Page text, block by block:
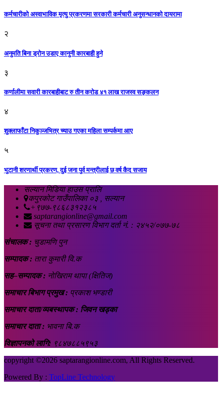
कर्मचारीको अस्वाभाविक मृत्यु प्रकरणमा सरकारी कर्मचारी अनुसन्धानको दायरामा
२
अनुमति बिना ड्रोन उडाए कानुनी कारबाही हुने
३
कर्णालीमा सवारी कारबाहीबाट रु तीन करोड ४१ लाख राजस्व सङ्कलन
४
शुक्लाफाँटा निकुञ्जभित्र च्याउ गएका महिला सम्पर्कमा आए
५
भुटानी शरणार्थी प्रकरण, दुई जना पुर्व मन्त्रीलाई छ वर्ष कैद सजाय
सल्यान मिडिया हाउस प्रालि
कपुरकोट गाउँपालिका ०३ , सल्यान
+९७७-९८६८३१२३८५
saptarangionline@gmail.com
सूचना तथा प्रसारण विभाग दर्ता नं. : २४५२/०७७-७८
संचालक : चुडामणि पुन
सम्पादक : तारा कुमारी वि.क
सह–सम्पादक : नोखिराम थापा (क्षितिज)
समाचार बिभाग प्रमुख : प्रकाश भण्डारी
समाचार दाता/व्यबस्थापक : जिवन खड्का
समाचार दाता : भावना बि.क
विज्ञापनको लागि: ९८४७८८५९५३
copyright ©2026 saptarangionline.com, All Rights Reserved.
Powered By : TopLine Technology